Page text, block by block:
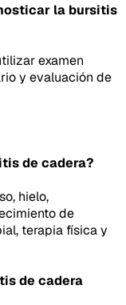
la bursitis
examen
y evaluación de
de cadera?
hielo,
de
terapia física y
de cadera